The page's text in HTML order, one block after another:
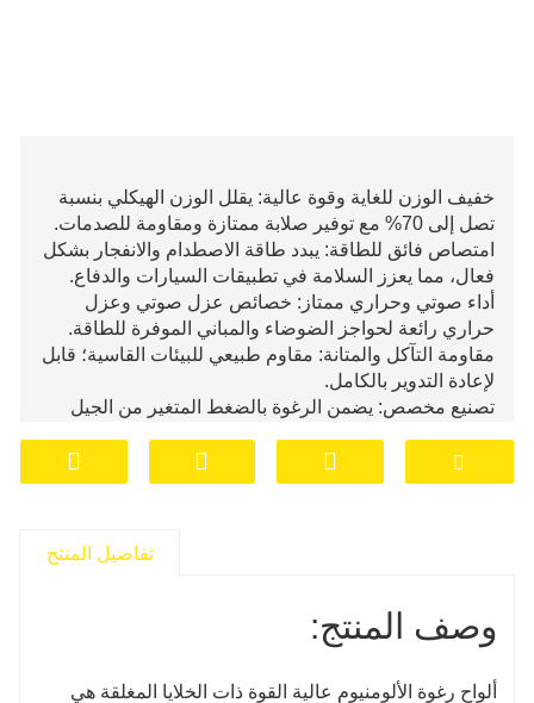
خفيف الوزن للغاية وقوة عالية: يقلل الوزن الهيكلي بنسبة
تصل إلى 70% مع توفير صلابة ممتازة ومقاومة للصدمات.
امتصاص فائق للطاقة: يبدد طاقة الاصطدام والانفجار بشكل
فعال، مما يعزز السلامة في تطبيقات السيارات والدفاع.
أداء صوتي وحراري ممتاز: خصائص عزل صوتي وعزل
حراري رائعة لحواجز الضوضاء والمباني الموفرة للطاقة.
مقاومة التآكل والمتانة: مقاوم طبيعي للبيئات القاسية؛ قابل
لإعادة التدوير بالكامل.
تصنيع مخصص: يضمن الرغوة بالضغط المتغير من الجيل
العسكرية.
هذه المزايا تجعل ألواح رغوة الألومنيوم ذات الخلايا المغلقة
تفاصيل المنتج
وصف المنتج:
ألواح رغوة الألومنيوم عالية القوة ذات الخلايا المغلقة هي